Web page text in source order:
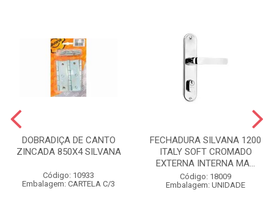
DOBRADIÇA DE CANTO
ZINCADA 850X4 SILVANA
Código: 10933
Embalagem: CARTELA C/3
FECHADURA SILVANA 1200
ITALY SOFT CROMADO
EXTERNA INTERNA MA...
Código: 18009
Embalagem: UNIDADE